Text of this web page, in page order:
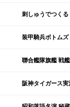
刺しゅうでつく
装甲騎兵ボトム
聯合艦隊旗艦 戦
阪神タイガース